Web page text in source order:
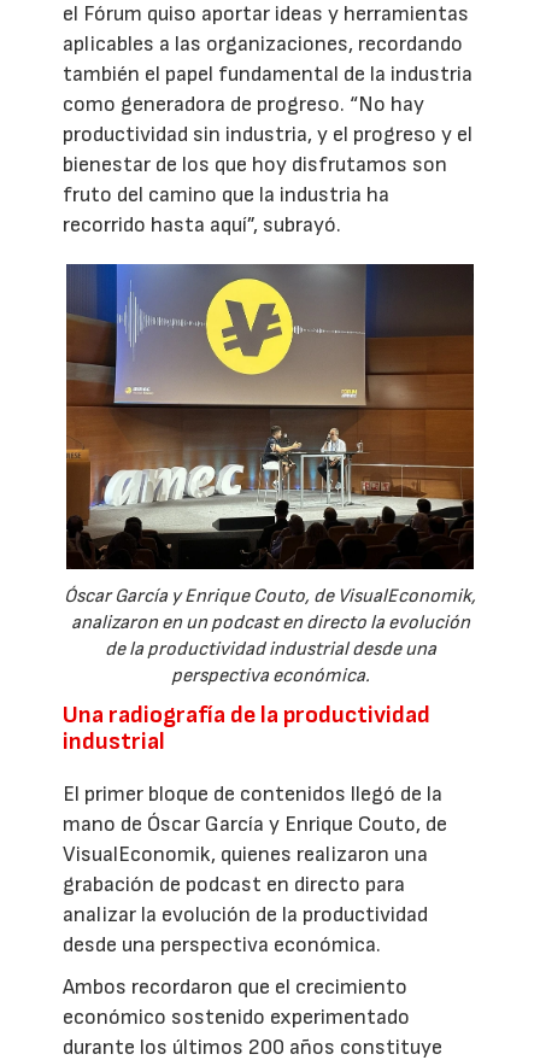
el Fórum quiso aportar ideas y herramientas
aplicables a las organizaciones, recordando
también el papel fundamental de la industria
como generadora de progreso. “No hay
productividad sin industria, y el progreso y el
bienestar de los que hoy disfrutamos son
fruto del camino que la industria ha
recorrido hasta aquí”, subrayó.
Óscar García y Enrique Couto, de VisualEconomik,
analizaron en un podcast en directo la evolución
de la productividad industrial desde una
perspectiva económica.
Una radiografía de la productividad
industrial
El primer bloque de contenidos llegó de la
mano de Óscar García y Enrique Couto, de
VisualEconomik, quienes realizaron una
grabación de podcast en directo para
analizar la evolución de la productividad
desde una perspectiva económica.
Ambos recordaron que el crecimiento
económico sostenido experimentado
durante los últimos 200 años constituye